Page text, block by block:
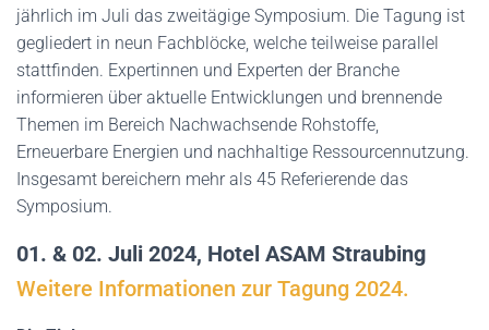
jährlich im Juli das zweitägige Symposium. Die Tagung ist
gegliedert in neun Fachblöcke, welche teilweise parallel
stattfinden. Expertinnen und Experten der Branche
informieren über aktuelle Entwicklungen und brennende
Themen im Bereich Nachwachsende Rohstoffe,
Erneuerbare Energien und nachhaltige Ressourcennutzung.
Insgesamt bereichern mehr als 45 Referierende das
Symposium.
01. & 02. Juli 2024, Hotel ASAM Straubing
Weitere Informationen zur Tagung 2024.